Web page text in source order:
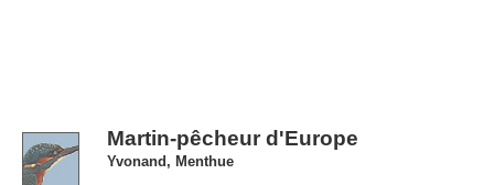
Martin-pêcheur d'Europe
Yvonand, Menthue